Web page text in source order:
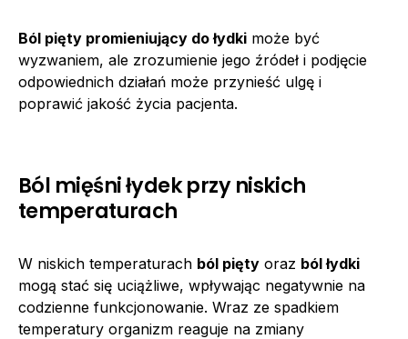
Ból pięty promieniujący do łydki może być
wyzwaniem, ale zrozumienie jego źródeł i podjęcie
odpowiednich działań może przynieść ulgę i
poprawić jakość życia pacjenta.
Ból mięśni łydek przy niskich
temperaturach
W niskich temperaturach ból pięty oraz ból łydki
mogą stać się uciążliwe, wpływając negatywnie na
codzienne funkcjonowanie. Wraz ze spadkiem
temperatury organizm reaguje na zmiany